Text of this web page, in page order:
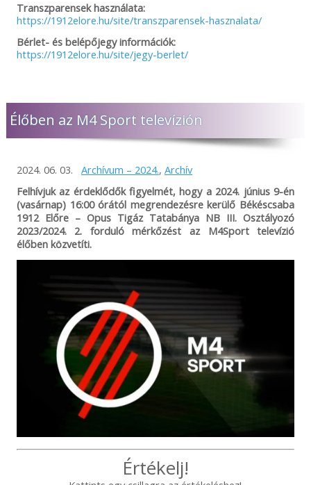
Transzparensek használata:
https://1912elore.hu/site/transzparensek-hasznalata/
Bérlet- és belépőjegy információk:
https://1912elore.hu/site/jegy-berlet/
Élőben az M4 Sport televízión
2024. 06. 03. Archívum – 2024., Archív
Felhívjuk az érdeklődők figyelmét, hogy a 2024. június 9-én
(vasárnap) 16:00 órától megrendezésre kerülő Békéscsaba
1912 Előre – Opus Tigáz Tatabánya NB III. Osztályozó
2023/2024. 2. forduló mérkőzést az M4Sport televízió
élőben közvetíti.
Értékelj!